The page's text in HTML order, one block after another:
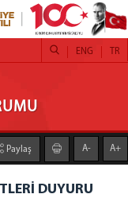
TR
ENG
Paylaş A- A+
DUYURU